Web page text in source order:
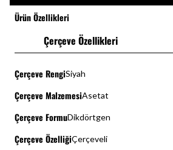
Ürün Özellikleri
Çerçeve Özellikleri
Çerçeve RengiSiyah
Çerçeve MalzemesiAsetat
Çerçeve FormuDikdörtgen
Çerçeve ÖzelliğiÇerçeveli